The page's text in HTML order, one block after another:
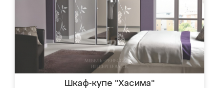
Шкаф-купе "Хасима"